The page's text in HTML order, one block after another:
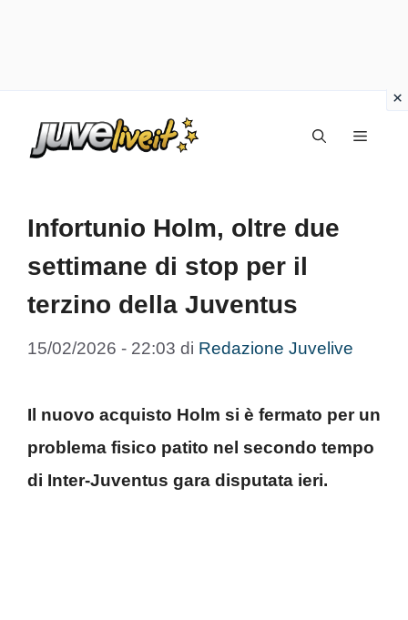
Menu
Infortunio Holm, oltre due
settimane di stop per il
terzino della Juventus
15/02/2026 - 22:03 di Redazione Juvelive
Il nuovo acquisto Holm si è fermato per un
problema fisico patito nel secondo tempo
di Inter-Juventus gara disputata ieri.